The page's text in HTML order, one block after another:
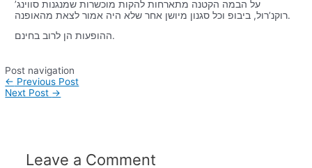
על הבמה הקטנה מתארחות להקות מוכשרות שמנגנות סווינג’
רוקנ’רול, ביבופ וכל סגנון מיושן אחר שלא היה אמור לצאת מהאופנה.
ההופעות הן לרוב בחינם.
Post navigation
← Previous Post
Next Post →
Leave a Comment